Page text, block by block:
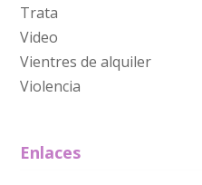
Trata
Video
Vientres de alquiler
Violencia
Enlaces